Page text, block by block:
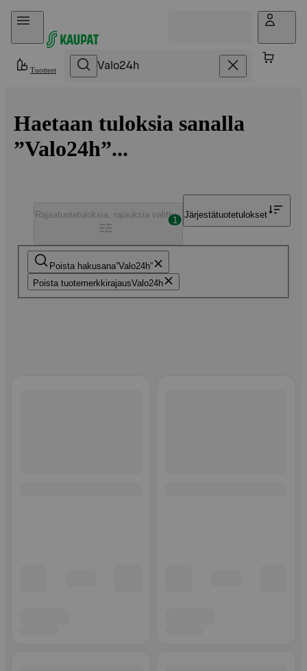
Hyppää sisältöön
Tuotteet
Haetaan tuloksia sanalla
”Valo24h”...
Poista hakusana Valo24h
Poista tuotemerkkirajausValo24h
Rajaatuotetuloksia, rajauksia valittu
1
Järjestätuotetulokset